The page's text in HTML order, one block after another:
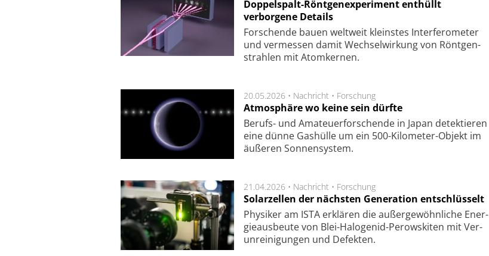
Doppelspalt-Röntgenexperiment enthüllt
verborgene Details
For­schen­de bau­en welt­weit kleins­tes In­ter­fe­ro­me­ter
und ver­mes­sen da­mit Wech­sel­wir­kung von Rönt­gen­
strah­len mit Atom­ker­nen.
20.05.2026 • Nachricht • Forschung
Atmosphäre wo keine sein dürfte
Berufs- und Ama­teuer­for­schen­de in Japan de­tek­tie­ren
eine dün­ne Gas­hül­le um ein 500-Kilo­meter-Objekt im
äu­ße­ren Son­nen­sys­tem.
21.04.2026 • Nachricht • Forschung
Solarzellen der nächsten Generation entschlüsselt
Physiker am ISTA er­klä­ren die außer­ge­wöhn­li­che Ener­
gie­aus­beu­te von Blei-Halo­ge­nid-Perows­ki­ten mit Ver­
unrei­ni­gung­en und De­fek­ten.